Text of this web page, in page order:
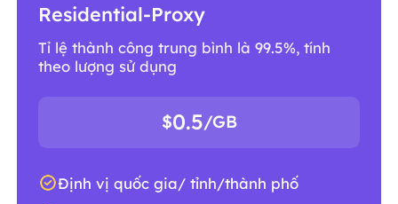
Residential-Proxy
Tỉ lệ thành công trung bình là 99.5%, tính
theo lượng sử dụng
$0.5/GB
Định vị quốc gia/ tỉnh/thành phố